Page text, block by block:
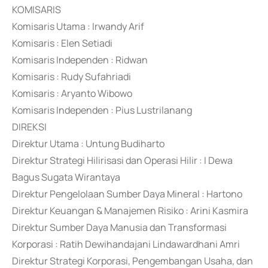
KOMISARIS
Komisaris Utama : Irwandy Arif
Komisaris : Elen Setiadi
Komisaris Independen : Ridwan
Komisaris : Rudy Sufahriadi
Komisaris : Aryanto Wibowo
Komisaris Independen : Pius Lustrilanang
DIREKSI
Direktur Utama : Untung Budiharto
Direktur Strategi Hilirisasi dan Operasi Hilir : I Dewa
Bagus Sugata Wirantaya
Direktur Pengelolaan Sumber Daya Mineral : Hartono
Direktur Keuangan & Manajemen Risiko : Arini Kasmira
Direktur Sumber Daya Manusia dan Transformasi
Korporasi : Ratih Dewihandajani Lindawardhani Amri
Direktur Strategi Korporasi, Pengembangan Usaha, dan